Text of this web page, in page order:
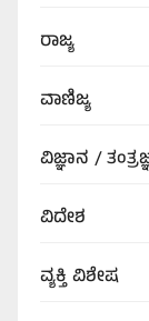
ರಾಜ್ಯ
ವಾಣಿಜ್ಯ
ವಿಜ್ಞಾನ /
ವಿದೇಶ
ವ್ಯಕ್ತಿ ವಿಶೇಷ